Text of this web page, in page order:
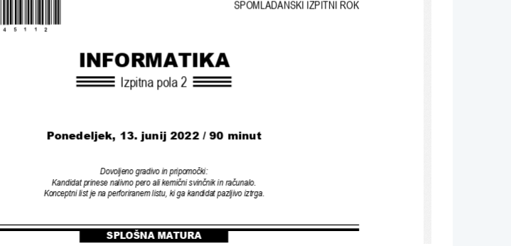
Dovoljeno gradivo in pripomočki:
Kandidat prinese nalivno pero ali kemični svinčnik in računalo.
Konceptni list je na perforiranem listu, ki ga kandidat pazljivo iztrga.
INFORMATIKA
SPOMLADANSKI IZPITNI ROK
Ponedeljek, 13. junij 2022 / 90 minut
SPLOŠNA MATURA
Izpitna pola 2